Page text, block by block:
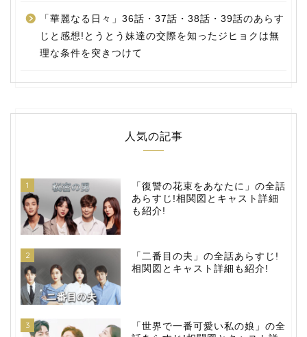
「華麗なる日々」36話・37話・38話・39話のあらす
じと感想!とうとう妹達の交際を知ったジヒョクは無
理な条件を突きつけて
人気の記事
1
「復讐の花束をあなたに」の全話
あらすじ!相関図とキャスト詳細
も紹介!
2
「二番目の夫」の全話あらすじ!
相関図とキャスト詳細も紹介!
3
「世界で一番可愛い私の娘」の全